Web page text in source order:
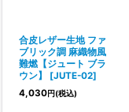
合皮レザー生地 ファ
ブリック調 麻織物風
難燃【ジュート ブラ
ウン】
[JUTE-02]
4,030円(税込)